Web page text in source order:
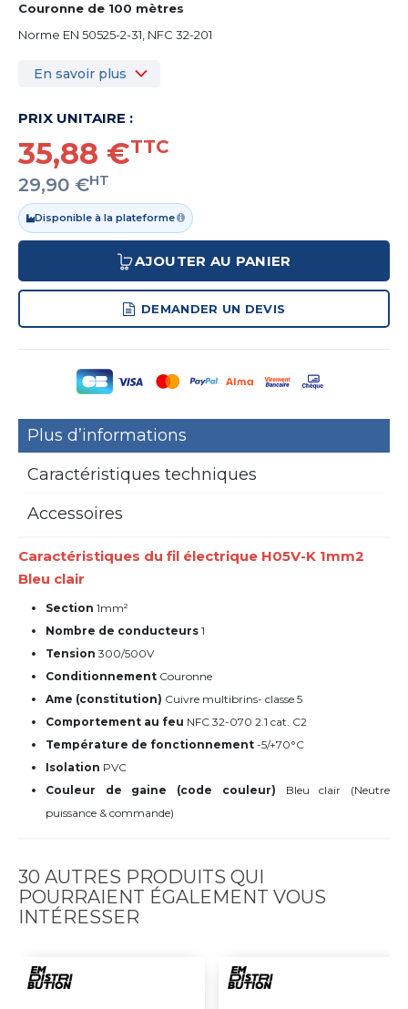
Couronne de 100 mètres
Norme EN 50525-2-31, NFC 32-201
En savoir plus
PRIX UNITAIRE :
35,88 €TTC
29,90 €HT
Disponible à la plateforme
AJOUTER AU PANIER
DEMANDER UN DEVIS
Plus d’informations
Caractéristiques techniques
Accessoires
Caractéristiques du fil électrique H05V-K 1mm2
Bleu clair
Section 1mm²
Nombre de conducteurs 1
Tension 300/500V
Conditionnement Couronne
Ame (constitution) Cuivre multibrins- classe 5
Comportement au feu NFC 32-070 2.1 cat. C2
Température de fonctionnement -5/+70°C
Isolation PVC
Couleur de gaine (code couleur) Bleu clair (Neutre
puissance & commande)
30 AUTRES PRODUITS QUI
POURRAIENT ÉGALEMENT VOUS
INTÉRESSER